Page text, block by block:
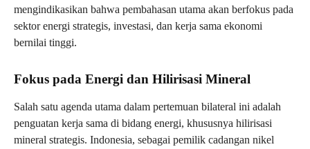
mengindikasikan bahwa pembahasan utama akan berfokus pada
sektor energi strategis, investasi, dan kerja sama ekonomi
bernilai tinggi.
Fokus pada Energi dan Hilirisasi Mineral
Salah satu agenda utama dalam pertemuan bilateral ini adalah
penguatan kerja sama di bidang energi, khususnya hilirisasi
mineral strategis. Indonesia, sebagai pemilik cadangan nikel